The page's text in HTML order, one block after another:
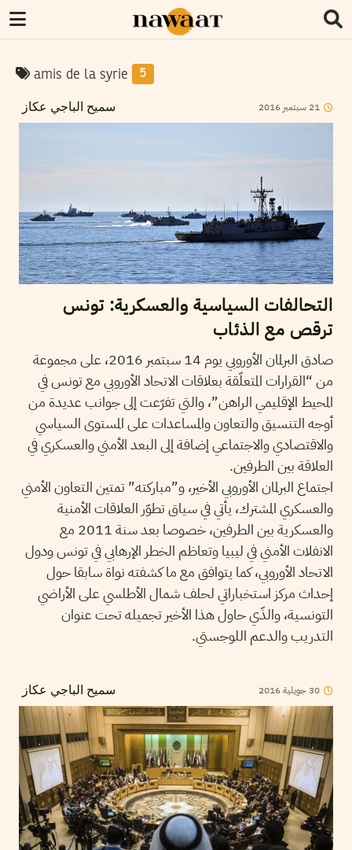
amis de la syrie 5
سميح الباجي عكاز 21 سبتمبر 2016
التحالفات السياسية والعسكرية: تونس
ترقص مع الذئاب
صادق البرلمان الأوروبي يوم 14 سبتمبر 2016، على مجموعة
من “القرارات المتعلّقة بعلاقات الاتحاد الأوروبي مع تونس في
المحيط الإقليمي الراهن”، والتي تفرّعت إلى جوانب عديدة من
أوجه التنسيق والتعاون والمساعدات على المستوى السياسي
والاقتصادي والاجتماعي إضافة إلى البعد الأمني والعسكري في
العلاقة بين الطرفين.
اجتماع البرلمان الأوروبي الأخير، و”مباركته” تمتين التعاون الأمني
والعسكري المشترك، يأتي في سياق تطوّر العلاقات الأمنية
والعسكرية بين الطرفين، خصوصا بعد سنة 2011 مع
الانفلات الأمني في ليبيا وتعاظم الخطر الإرهابي في تونس ودول
الاتحاد الأوروبي، كما يتوافق مع ما كشفته نواة سابقا حول
إحداث مركز استخباراتي لحلف شمال الأطلسي على الأراضي
التونسية، والذّي حاول هذا الأخير تجميله تحت عنوان
التدريب والدعم اللوجستي.
سميح الباجي عكاز 30 جويلية2016